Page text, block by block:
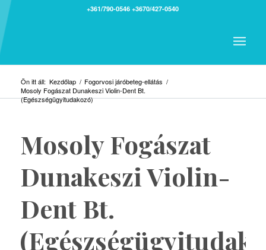
+361/790-0546 +3670/427-0540
Ön itt áll: Kezdőlap / Fogorvosi járóbeteg-ellátás /
Mosoly Fogászat Dunakeszi Violin-Dent Bt.
(Egészségügyitudakozó)
Mosoly Fogászat
Dunakeszi Violin-
Dent Bt.